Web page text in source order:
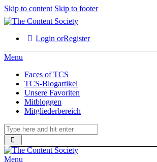
Skip to content Skip to footer
Login orRegister
Menu
Faces of TCS
TCS-Blogartikel
Unsere Favoriten
Mitbloggen
Mitgliederbereich
Menu